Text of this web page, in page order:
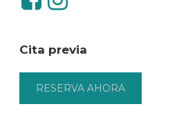
Cita previa
RESERVA AHORA